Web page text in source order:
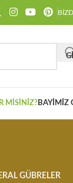
MISINIZ?BAYIMIZ
GÜBRELER